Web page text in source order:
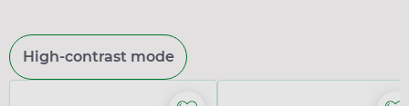
High-contrast mode